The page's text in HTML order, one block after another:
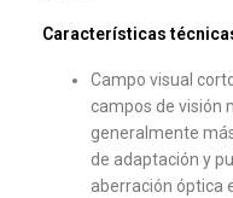
Características
Campo visual
campos de visión
generalmente
de adaptación y
aberración óptica